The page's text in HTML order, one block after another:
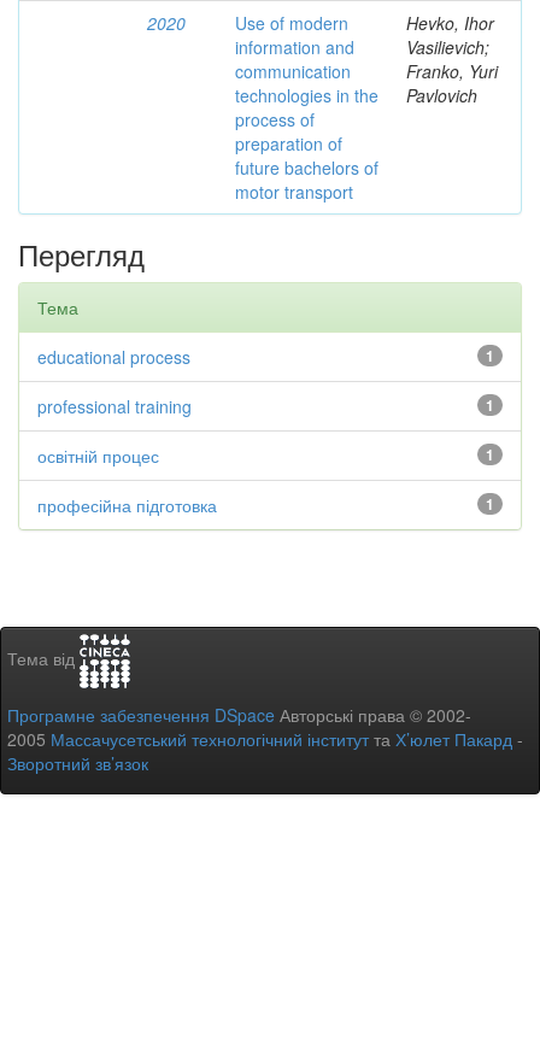
2020
Use of modern
information and
communication
technologies in the
process of
preparation of
future bachelors of
motor transport
Hevko, Ihor
Vasilievich;
Franko, Yuri
Pavlovich
Перегляд
Тема
1
educational process
1
professional training
1
освітній процес
1
професійна підготовка
Тема від
Програмне забезпечення DSpace Авторські права © 2002-
2005 Массачусетський технологічний інститутта Х’юлет Пакард -
Зворотний зв’язок